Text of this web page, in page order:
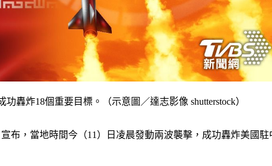
轟炸18個重要目標。（示意圖／達志影像 shutterstock）
布，當地時間今（11）日凌晨發動兩波襲擊，成功轟炸美國